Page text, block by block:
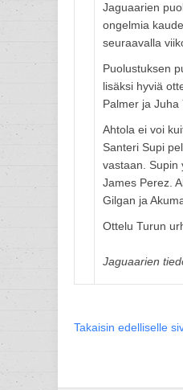
Jaguaarien
ongelmia
seuraavalla
Puolustuksen
lisäksi hyviä
Palmer ja Juha
Ahtola ei voi
Santeri Supi
vastaan. Supin
James Perez.
Gilgan ja
Ottelu Turun
Jaguaarien
Takaisin edelliselle